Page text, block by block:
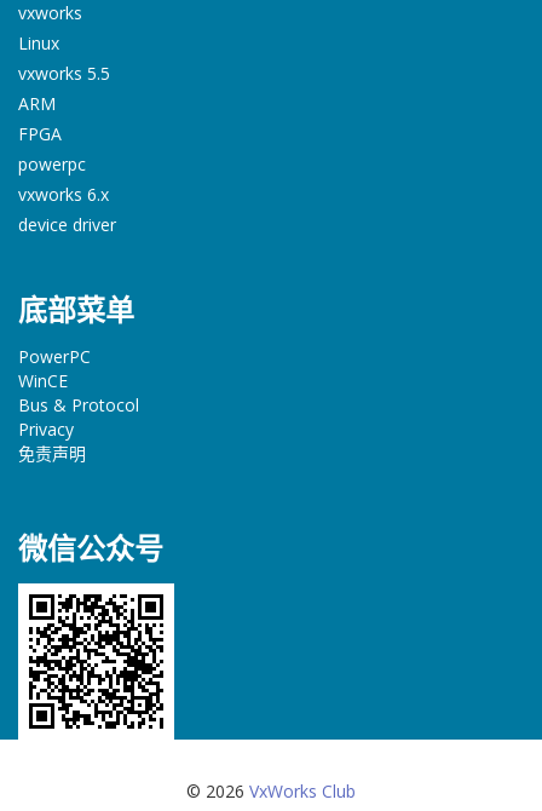
vxworks
Linux
vxworks 5.5
ARM
FPGA
powerpc
vxworks 6.x
device driver
底部菜单
PowerPC
WinCE
Bus & Protocol
Privacy
免责声明
微信公众号
© 2026 VxWorks Club